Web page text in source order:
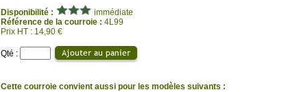
Disponibilité :
immédiate
Référence de la courroie : 4L99
Prix HT : 14,90 €
Qté :
Cette courroie convient aussi pour les modèles suivants :